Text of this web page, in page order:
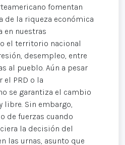
fomentan
de la riqueza económica
en nuestras
el territorio nacional
desempleo, entre
al pueblo. Aún a pesar
el PRD o la
se garantiza el cambio
Sin embargo,
de fuerzas cuando
la decisión del
las urnas, asunto que